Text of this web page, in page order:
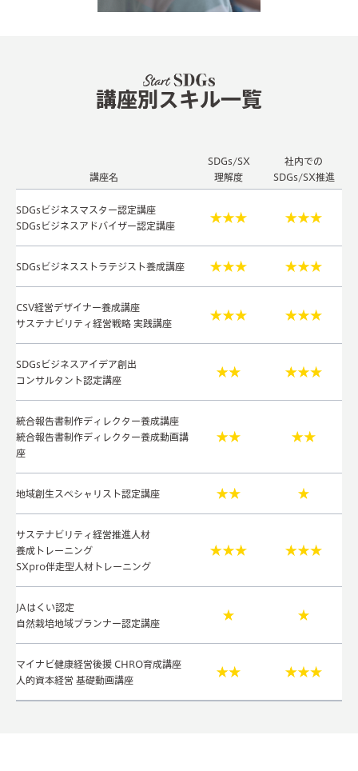
講座別スキル一覧
講座名
SDGs/SX
理解度
社内での
SDGs/SX推進
SDGsビジネスマスター認定講座
SDGsビジネスアドバイザー認定講座
SDGsビジネスストラテジスト養成講座
CSV経営デザイナー養成講座
サステナビリティ経営戦略 実践講座
SDGsビジネスアイデア創出
コンサルタント認定講座
統合報告書制作ディレクター養成講座
統合報告書制作ディレクター養成動画講
座
地域創生スペシャリスト認定講座
サステナビリティ経営推進人材
養成トレーニング
SXpro伴走型人材トレーニング
JAはくい認定
自然栽培地域プランナー認定講座
マイナビ健康経営後援 CHRO育成講座
人的資本経営 基礎動画講座